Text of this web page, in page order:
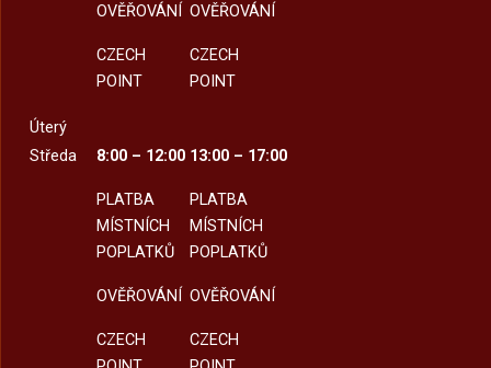
OVĚŘOVÁNÍ
CZECH
POINT
OVĚŘOVÁNÍ
CZECH
POINT
Úterý
Středa
8:00 – 12:00
PLATBA
MÍSTNÍCH
POPLATKŮ
OVĚŘOVÁNÍ
CZECH
13:00 – 17:00
PLATBA
MÍSTNÍCH
POPLATKŮ
OVĚŘOVÁNÍ
CZECH